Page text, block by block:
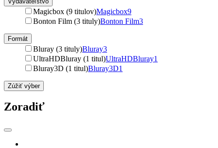
Magicbox (9 titulov)Magicbox9
Bonton Film (3 tituly)Bonton Film3
Formát
Bluray (3 tituly)Bluray3
UltraHDBluray (1 titul)UltraHDBluray1
Bluray3D (1 titul)Bluray3D1
Zúžiť výber
Zoradiť